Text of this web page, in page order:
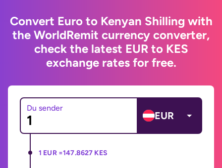
Convert Euro to Kenyan Shilling with
the WorldRemit currency converter,
check the latest EUR to KES
exchange rates for free.
Du sender
EUR
1 EUR =147.8627 KES